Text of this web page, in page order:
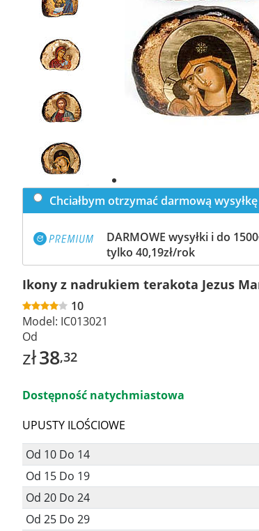
Previous
Next
slide
Chciałbym otrzymać darmową
DARMOWE wysyłki i do
tylko 40,19zł/rok
Ikony z nadrukiem terakota Jezus
10
Model: IC013021
Od
zł38,32
Dostępność natychmiastowa
UPUSTY ILOŚCIOWE
Od 10 Do 14
Od 15 Do 19
Od 20 Do 24
Od 25 Do 29